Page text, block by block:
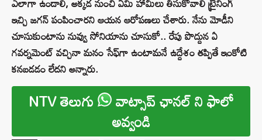
ఇచ్చి జగన్‌ పంపించారని ఆయన ఆరోపణలు చేశారు. నేను మోడీని
చూసుకుంటాను నువ్వు సోనియాను చూసుకో.. రేపు పొద్దున ఏ
గవర్నమెంట్ వచ్చినా మనం సేఫ్‌గా ఉంటామనే ఉద్దేశం తప్పితే ఇంకోటి
కనబడడం లేదని అన్నారు.
NTV తెలుగు వాట్సాప్ ఛానల్ ని ఫాలో
అవ్వండి